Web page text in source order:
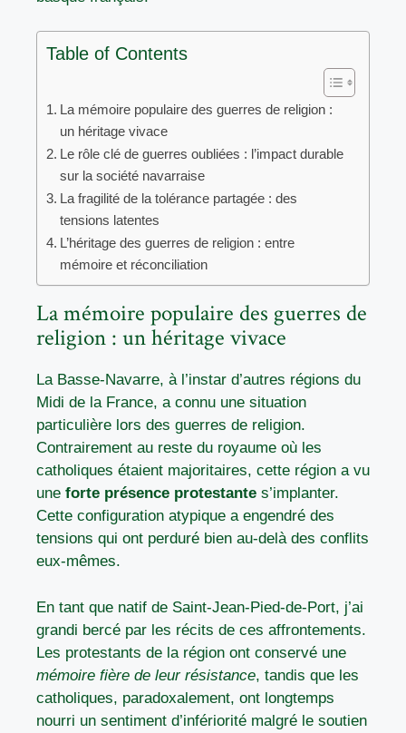
Table of Contents
La mémoire populaire des guerres de religion :
un héritage vivace
Le rôle clé de guerres oubliées : l’impact durable
sur la société navarraise
La fragilité de la tolérance partagée : des
tensions latentes
L’héritage des guerres de religion : entre
mémoire et réconciliation
La mémoire populaire des guerres de
religion : un héritage vivace
La Basse-Navarre, à l’instar d’autres régions du
Midi de la France, a connu une situation
particulière lors des guerres de religion.
Contrairement au reste du royaume où les
catholiques étaient majoritaires, cette région a vu
une forte présence protestante s’implanter.
Cette configuration atypique a engendré des
tensions qui ont perduré bien au-delà des conflits
eux-mêmes.
En tant que natif de Saint-Jean-Pied-de-Port, j’ai
grandi bercé par les récits de ces affrontements.
Les protestants de la région ont conservé une
mémoire fière de leur résistance, tandis que les
catholiques, paradoxalement, ont longtemps
nourri un sentiment d’infériorité malgré le soutien